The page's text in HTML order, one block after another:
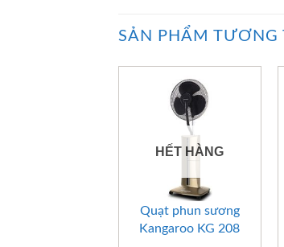
SẢN PHẨM TƯƠNG
HẾT HÀNG
Quạt phun sương
Kangaroo KG 208